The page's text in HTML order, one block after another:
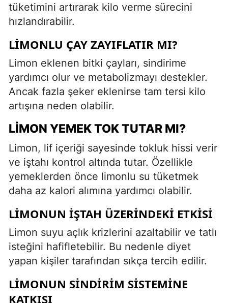
tüketimini artırarak kilo verme sürecini
hızlandırabilir.
LIMONLU ÇAY ZAYIFLATIR MI?
Limon eklenen bitki çayları, sindirime
yardımcı olur ve metabolizmayı destekler.
Ancak fazla şeker eklenirse tam tersi kilo
artışına neden olabilir.
LIMON YEMEK TOK TUTAR MI?
Limon, lif içeriği sayesinde tokluk hissi verir
ve iştahı kontrol altında tutar. Özellikle
yemeklerden önce limonlu su tüketmek
daha az kalori alımına yardımcı olabilir.
LIMONUN İŞTAH ÜZERINDEKI ETKISI
Limon suyu açlık krizlerini azaltabilir ve tatlı
isteğini hafifletebilir. Bu nedenle diyet
yapan kişiler tarafından sıkça tercih edilir.
LIMONUN SINDIRIM SISTEMINE
KATKISI